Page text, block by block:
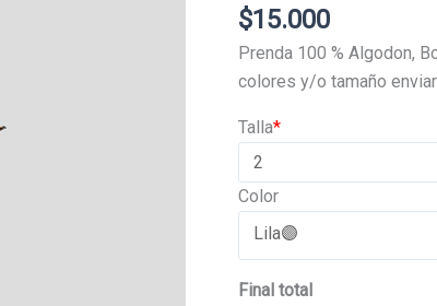
$15.000
Prenda 100 % Algodon,
colores y/o tamaño
*
Talla
Color
Final total